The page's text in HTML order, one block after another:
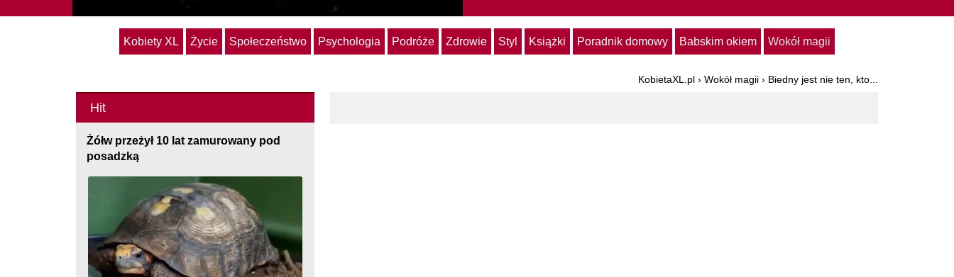
Kobiety XL Życie Społeczeństwo Psychologia Podróże Zdrowie Styl Książki Poradnik domowy Babskim okiem Wokół magii
KobietaXL.pl › Wokół magii › Biedny jest nie ten, kto...
Hit
Żółw przeżył 10 lat zamurowany pod
posadzką